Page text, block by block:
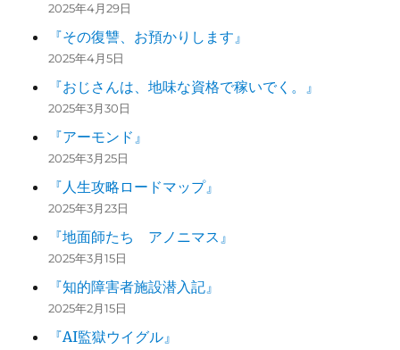
2025年4月29日
『その復讐、お預かりします』
2025年4月5日
『おじさんは、地味な資格で稼いでく。』
2025年3月30日
『アーモンド』
2025年3月25日
『人生攻略ロードマップ』
2025年3月23日
『地面師たち アノニマス』
2025年3月15日
『知的障害者施設潜入記』
2025年2月15日
『AI監獄ウイグル』